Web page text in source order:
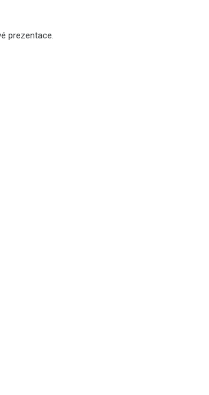
prezentace.